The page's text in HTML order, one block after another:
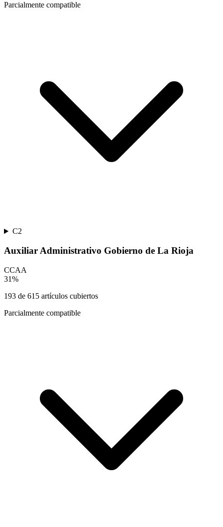
Parcialmente compatible
C2
Auxiliar Administrativo Gobierno de La Rioja
CCAA
31%
193 de 615 artículos cubiertos
Parcialmente compatible